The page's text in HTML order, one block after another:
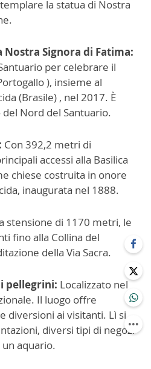
la statua di Nostra
Signora di Fatima:
per celebrare il
), insieme al
(Brasile) , nel 2017. È
Nord del Santuario.
Con 392,2 metri di
accessi alla Basilica
chiese costruita in onore
inaugurata nel 1888.
stensione di 1170 metri, le
fino alla Collina del
della Via Sacra.
pellegrini: Localizzato nel
Il luogo offre
diversioni ai visitanti. Lì si
diversi tipi di negozi
un aquario.